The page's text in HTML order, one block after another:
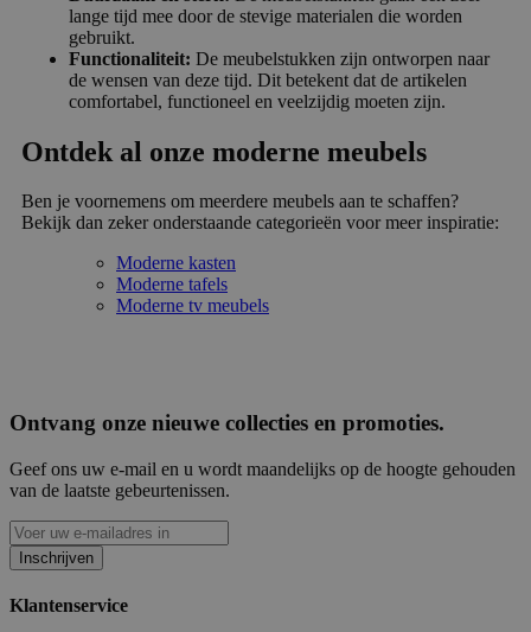
lange tijd mee door de stevige materialen die worden
gebruikt.
Functionaliteit: De meubelstukken zijn ontworpen naar
de wensen van deze tijd. Dit betekent dat de artikelen
comfortabel, functioneel en veelzijdig moeten zijn.
Ontdek al onze moderne meubels
Ben je voornemens om meerdere meubels aan te schaffen?
Bekijk dan zeker onderstaande categorieën voor meer inspiratie:
Moderne kasten
Moderne tafels
Moderne tv meubels
Ontvang onze nieuwe collecties en promoties.
Geef ons uw e-mail en u wordt maandelijks op de hoogte gehouden
van de laatste gebeurtenissen.
Inschrijven
Klantenservice